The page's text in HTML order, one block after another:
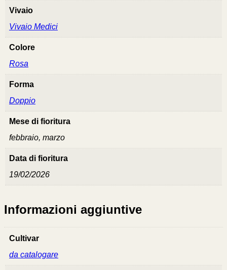
Vivaio
Vivaio Medici
Colore
Rosa
Forma
Doppio
Mese di fioritura
febbraio, marzo
Data di fioritura
19/02/2026
Informazioni aggiuntive
Cultivar
da catalogare